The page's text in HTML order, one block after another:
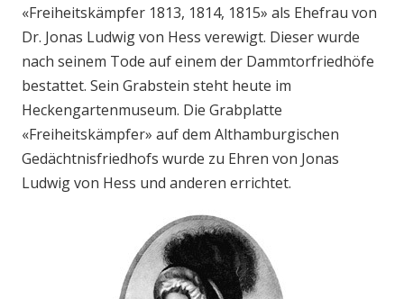
«Freiheitskämpfer 1813, 1814, 1815» als Ehefrau von
Dr. Jonas Ludwig von Hess verewigt. Dieser wurde
nach seinem Tode auf einem der Dammtorfriedhöfe
bestattet. Sein Grabstein steht heute im
Heckengartenmuseum. Die Grabplatte
«Freiheitskämpfer» auf dem Althamburgischen
Gedächtnisfriedhofs wurde zu Ehren von Jonas
Ludwig von Hess und anderen errichtet.